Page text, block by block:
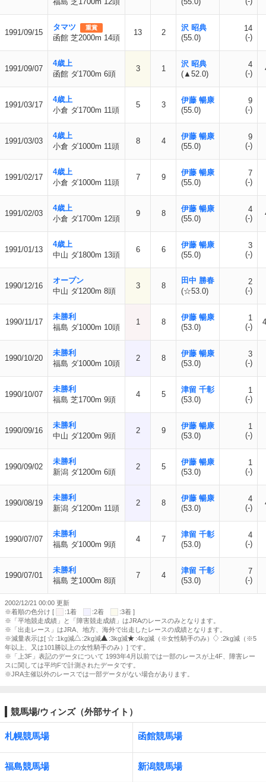
1991/09/15
タマツ 重賞
函館 芝2000m 14頭
13 2
沢 昭典
(55.0)
14
(-)
1991/09/07
4歳上
函館 ダ1700m 6頭
3 1
沢 昭典
(▲52.0)
4
(-)
1991/03/17
4歳上
小倉 ダ1700m 11頭
5 3
伊藤 暢康
(55.0)
9
(-)
1991/03/03
4歳上
小倉 ダ1000m 11頭
8 4
伊藤 暢康
(55.0)
9
(-)
1991/02/17
4歳上
小倉 ダ1000m 11頭
7 9
伊藤 暢康
(55.0)
7
(-)
1991/02/03
4歳上
小倉 ダ1700m 12頭
9 8
伊藤 暢康
(55.0)
4
(-)
1991/01/13
4歳上
中山 ダ1800m 13頭
6 6
伊藤 暢康
(55.0)
3
(-)
1990/12/16
オープン
中山 ダ1200m 8頭
3 8
田中 勝春
(☆53.0)
2
(-)
1990/11/17
未勝利
福島 ダ1000m 10頭
1 8
伊藤 暢康
(53.0)
1
(-)
1990/10/20
未勝利
福島 ダ1000m 10頭
2 8
伊藤 暢康
(53.0)
3
(-)
1990/10/07
未勝利
福島 芝1700m 9頭
4 5
津留 千彰
(53.0)
1
(-)
1990/09/16
未勝利
中山 ダ1200m 9頭
2 9
伊藤 暢康
(53.0)
1
(-)
1990/09/02
未勝利
新潟 ダ1200m 6頭
2 5
伊藤 暢康
(53.0)
1
(-)
1990/08/19
未勝利
新潟 ダ1200m 11頭
2 8
伊藤 暢康
(53.0)
4
(-)
1990/07/07
未勝利
福島 ダ1000m 9頭
4 7
津留 千彰
(53.0)
4
(-)
1990/07/01
未勝利
福島 芝1000m 8頭
7 4
津留 千彰
(53.0)
7
(-)
2002/12/21 00:00 更新
※着順の色分け [
:1着 :2着
:3着 ]
※「平地競走成績」と「障害競走成績」はJRAのレースのみとなります。
※「出走レース」はJRA、地方、海外で出走したレースの成績となります。
※減量表示は[
:1kg減 :2kg減 :3kg減 :4kg減（※女性騎手のみ）
:2kg減（※5
年以上、又は101勝以上の女性騎手のみ）] です。
※「上3F」表記のデータについて 1993年4月以前では一部のレースが上4F、障害レー
スに関しては平均Fで計測されたデータです。
※JRA主催以外のレースでは一部データがない場合があります。
競馬場/ウィンズ（外部サイト）
札幌競馬場 函館競馬場
福島競馬場 新潟競馬場